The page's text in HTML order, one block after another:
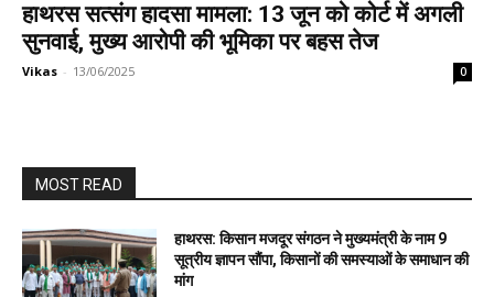
हाथरस सत्संग हादसा मामला: 13 जून को कोर्ट में अगली
सुनवाई, मुख्य आरोपी की भूमिका पर बहस तेज
Vikas - 13/06/2025 0
MOST READ
हाथरस: किसान मजदूर संगठन ने मुख्यमंत्री के नाम 9
सूत्रीय ज्ञापन सौंपा, किसानों की समस्याओं के समाधान की
मांग